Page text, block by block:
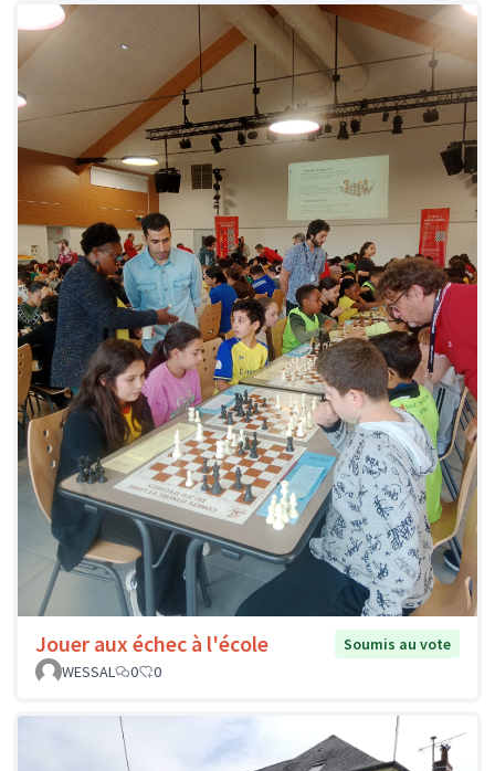
Jouer aux échec à l'école
Soumis au vote
WESSAL
0 0